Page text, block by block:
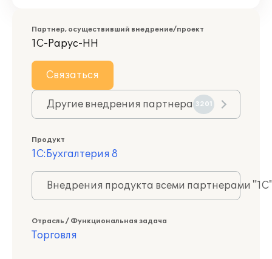
Партнер, осуществивший внедрение/проект
1С-Рарус-НН
Связаться
Другие внедрения партнера 3201
Продукт
1С:Бухгалтерия 8
Внедрения продукта всеми партнерами
Отрасль / Функциональная задача
Торговля